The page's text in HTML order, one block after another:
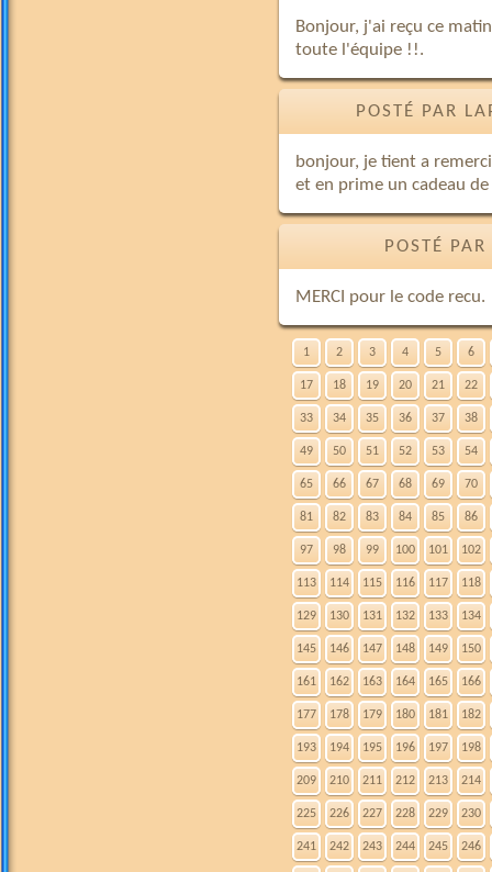
Bonjour, j'ai reçu ce
toute l'équipe !!.
POSTÉ PAR
bonjour, je tient a
et en prime un cadeau
POSTÉ
MERCI pour le code recu.
1 2 3 4 5 6
17 18 19 20 21 22
33 34 35 36 37 38
49 50 51 52 53 54
65 66 67 68 69 70
81 82 83 84 85 86
97 98 99 100 101 102
113 114 115 116 117 118
129 130 131 132 133 134
145 146 147 148 149 150
161 162 163 164 165 166
177 178 179 180 181 182
193 194 195 196 197 198
209 210 211 212 213 214
225 226 227 228 229 230
241 242 243 244 245 246